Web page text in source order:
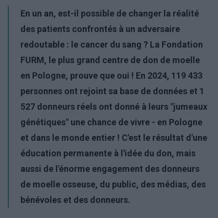
En un an, est-il possible de changer la réalité
des patients confrontés à un adversaire
redoutable : le cancer du sang ? La Fondation
FURM, le plus grand centre de don de moelle
en Pologne, prouve que oui ! En 2024, 119 433
personnes ont rejoint sa base de données et 1
527 donneurs réels ont donné à leurs "jumeaux
génétiques" une chance de vivre - en Pologne
et dans le monde entier ! C'est le résultat d'une
éducation permanente à l'idée du don, mais
aussi de l'énorme engagement des donneurs
de moelle osseuse, du public, des médias, des
bénévoles et des donneurs.